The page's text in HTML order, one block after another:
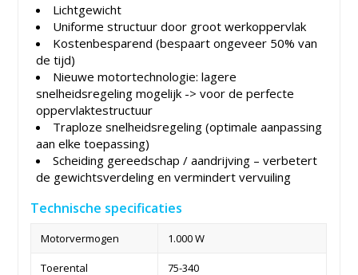
Lichtgewicht
Uniforme structuur door groot werkoppervlak
Kostenbesparend (bespaart ongeveer 50% van
de tijd)
Nieuwe motortechnologie: lagere
snelheidsregeling mogelijk -> voor de perfecte
oppervlaktestructuur
Traploze snelheidsregeling (optimale aanpassing
aan elke toepassing)
Scheiding gereedschap / aandrijving – verbetert
de gewichtsverdeling en vermindert vervuiling
Technische specificaties
Motorvermogen 1.000 W
Toerental 75-340